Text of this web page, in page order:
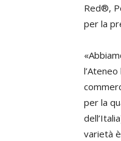
Red®,
per la
per la
varietà